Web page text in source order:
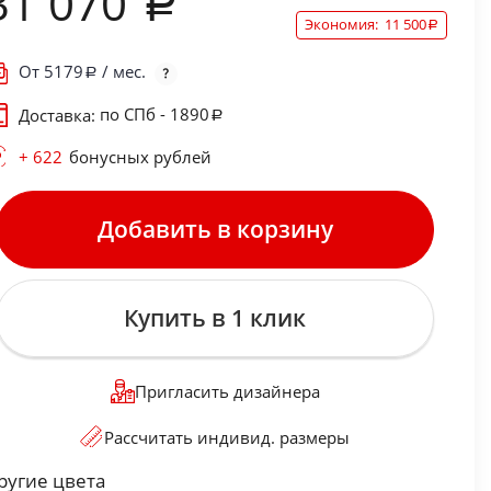
Экономия: 11 500
От 5179
/ мес.
Доставка: по СПб - 1890
+ 622 бонусных рублей
Добавить в корзину
Купить в 1 клик
Пригласить дизайнера
Рассчитать индивид. размеры
цвета